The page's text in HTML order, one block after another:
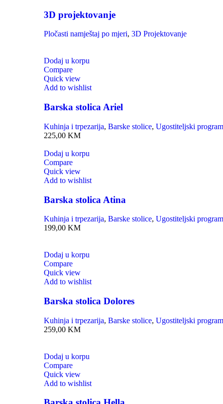
3D projektovanje
Pločasti namještaj po mjeri, 3D Projektovanje
Dodaj u korpu
Compare
Quick view
Add to wishlist
Barska stolica Ariel
Kuhinja i trpezarija, Barske stolice, Ugostiteljski program
225,00 KM
Dodaj u korpu
Compare
Quick view
Add to wishlist
Barska stolica Atina
Kuhinja i trpezarija, Barske stolice, Ugostiteljski program
199,00 KM
Dodaj u korpu
Compare
Quick view
Add to wishlist
Barska stolica Dolores
Kuhinja i trpezarija, Barske stolice, Ugostiteljski program
259,00 KM
Dodaj u korpu
Compare
Quick view
Add to wishlist